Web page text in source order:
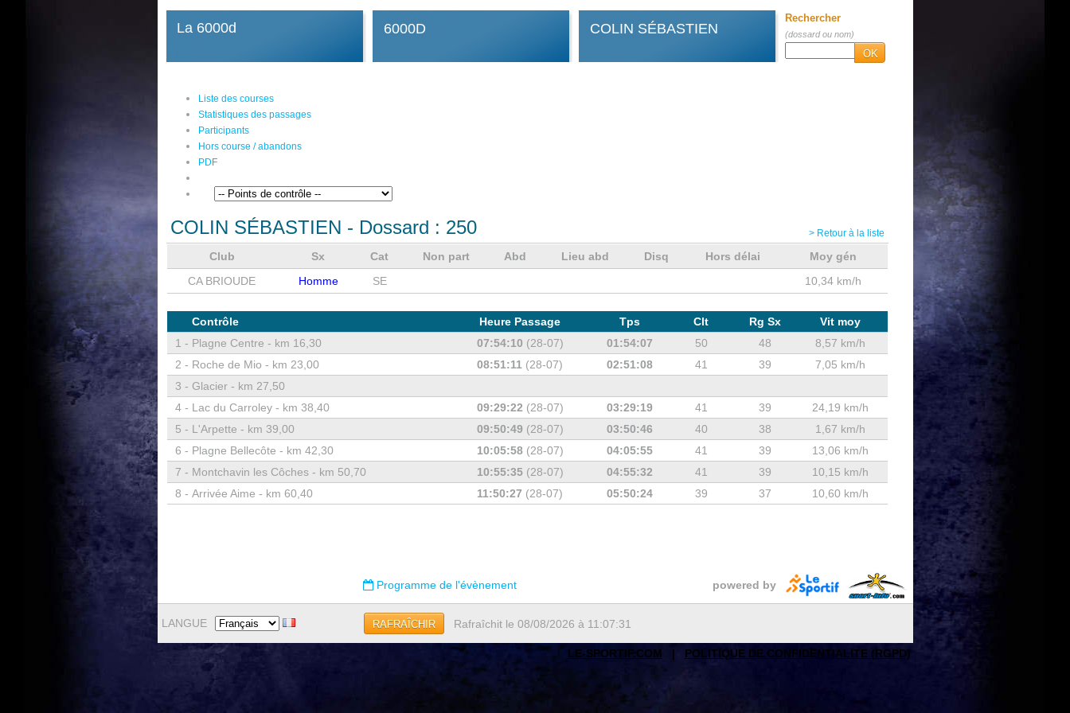
La 6000d 6000D COLIN SÉBASTIEN
Rechercher
(dossard ou nom)
OK
Liste des courses
Statistiques des passages
Participants
Hors course / abandons
PDF
COLIN SÉBASTIEN - Dossard : 250 > Retour à la liste
Club Sx Cat Non part Abd Lieu abd Disq Hors délai
Moy gén
CA BRIOUDE
Homme SE 10,34 km/h
Contrôle Heure Passage Tps Clt Rg Sx
Vit moy
1 - Plagne Centre - km 16,30 07:54:10 (28-07) 01:54:07 50 48
8,57 km/h
2 - Roche de Mio - km 23,00 08:51:11 (28-07) 02:51:08 41 39
7,05 km/h
3 - Glacier - km 27,50
4 - Lac du Carroley - km 38,40 09:29:22 (28-07) 03:29:19 41 39
24,19 km/h
5 - L'Arpette - km 39,00 09:50:49 (28-07) 03:50:46 40 38
1,67 km/h
6 - Plagne Bellecôte - km 42,30 10:05:58(28-07) 04:05:55 41 39
13,06 km/h
7 - Montchavin les Côches - km 50,70 10:55:35(28-07) 04:55:32 41 39
10,15 km/h
8 - Arrivée Aime - km 60,40 11:50:27 (28-07) 05:50:24 39 37 10,60 km/h
Programme de l'évènement powered by
LANGUE RAFRAÎCHIR Rafraîchit le 08/08/2026 à 11:07:31
LE-SPORTIF.COM | POLITIQUE DE CONFIDENTIALITE (RGPD)